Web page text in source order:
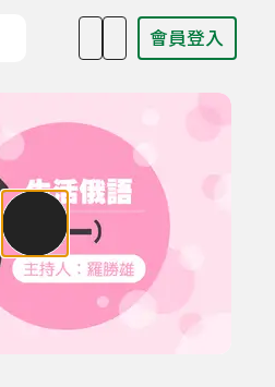
會員登入